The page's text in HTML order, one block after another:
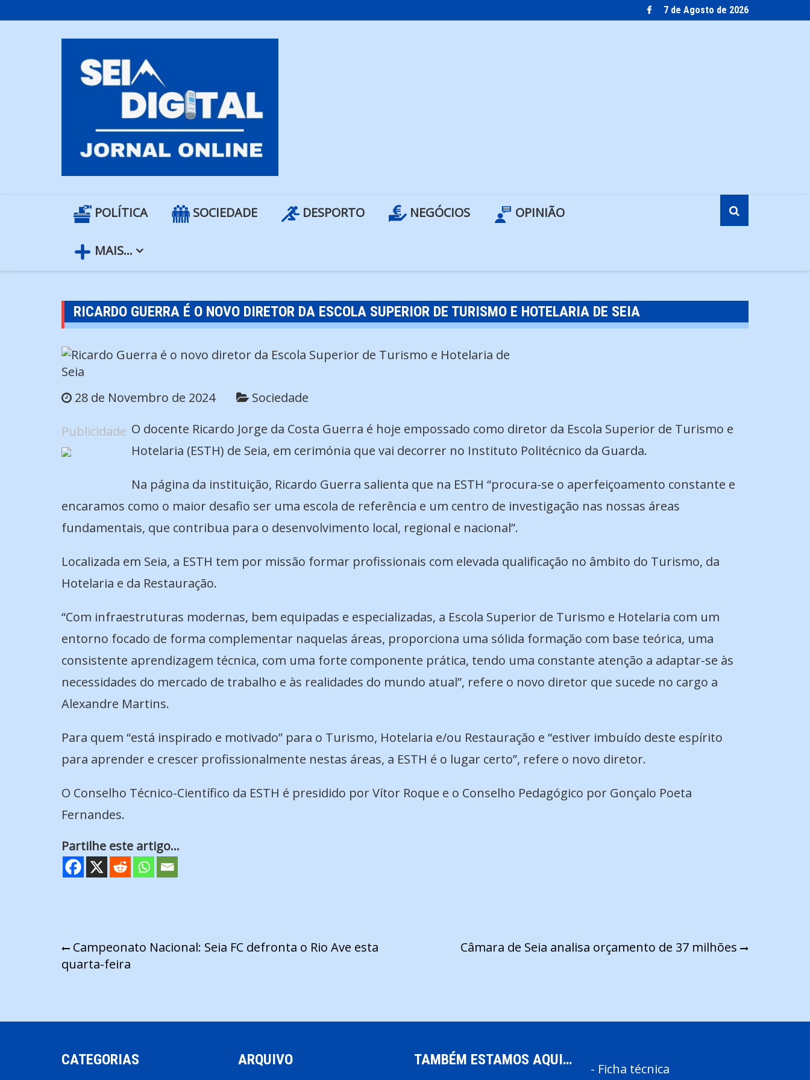
to
7 de Agosto de 2026
POLÍTICA SOCIEDADE DESPORTO NEGÓCIOS OPINIÃO
MAIS…
RICARDO GUERRA É O NOVO DIRETOR DA ESCOLA SUPERIOR DE TURISMO E HOTELARIA DE SEIA
28 de Novembro de 2024 Sociedade
Publicidade O docente Ricardo Jorge da Costa Guerra é hoje empossado como diretor da Escola Superior de Turismo e
Hotelaria (ESTH) de Seia, em cerimónia que vai decorrer no Instituto Politécnico da Guarda.
Na página da instituição, Ricardo Guerra salienta que na ESTH “procura-se o aperfeiçoamento constante e
encaramos como o maior desafio ser uma escola de referência e um centro de investigação nas nossas áreas
fundamentais, que contribua para o desenvolvimento local, regional e nacional”.
Localizada em Seia, a ESTH tem por missão formar profissionais com elevada qualificação no âmbito do Turismo, da
Hotelaria e da Restauração.
“Com infraestruturas modernas, bem equipadas e especializadas, a Escola Superior de Turismo e Hotelaria com um
entorno focado de forma complementar naquelas áreas, proporciona uma sólida formação com base teórica, uma
consistente aprendizagem técnica, com uma forte componente prática, tendo uma constante atenção a adaptar-se às
necessidades do mercado de trabalho e às realidades do mundo atual”, refere o novo diretor que sucede no cargo a
Alexandre Martins.
Para quem “está inspirado e motivado” para o Turismo, Hotelaria e/ou Restauração e “estiver imbuído deste espírito
para aprender e crescer profissionalmente nestas áreas, a ESTH é o lugar certo”, refere o novo diretor.
O Conselho Técnico-Científico da ESTH é presidido por Vítor Roque e o Conselho Pedagógico por Gonçalo Poeta
Fernandes.
Partilhe este artigo...
Navegação
de
Campeonato Nacional: Seia FC defronta o Rio Ave esta
quarta-feira
Câmara de Seia analisa orçamento de 37 milhões
CATEGORIAS ARQUIVO TAMBÉM ESTAMOS AQUI…
- Ficha técnica